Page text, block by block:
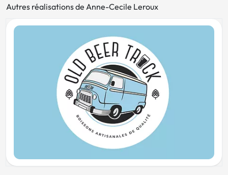
Autres réalisations de Anne-Cecile Leroux